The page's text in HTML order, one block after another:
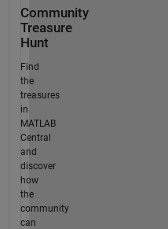
Community
Treasure
Hunt
Find
the
treasures
in
MATLAB
Central
and
discover
how
the
community
can